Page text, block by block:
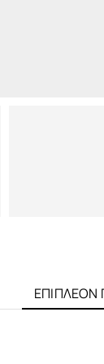
ΕΠΙΠΛΈΟΝ